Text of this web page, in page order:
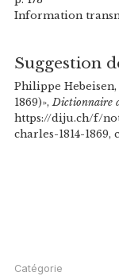
Information
Suggestion
Philippe Hebeisen,
1869)»,Dictionnaire
https://diju.ch/f/
charles-1814-
Catégorie